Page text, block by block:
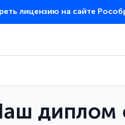
лицензию на сайте
диплом